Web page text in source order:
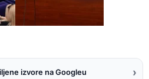
izvore na Googleu ›